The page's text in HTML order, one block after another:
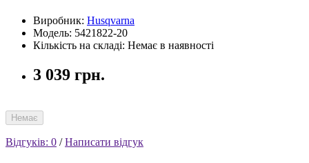
Виробник: Husqvarna
Модель: 5421822-20
Кількість на складі: Немає в наявності
3 039 грн.
Немає
Відгуків: 0 /Написати відгук